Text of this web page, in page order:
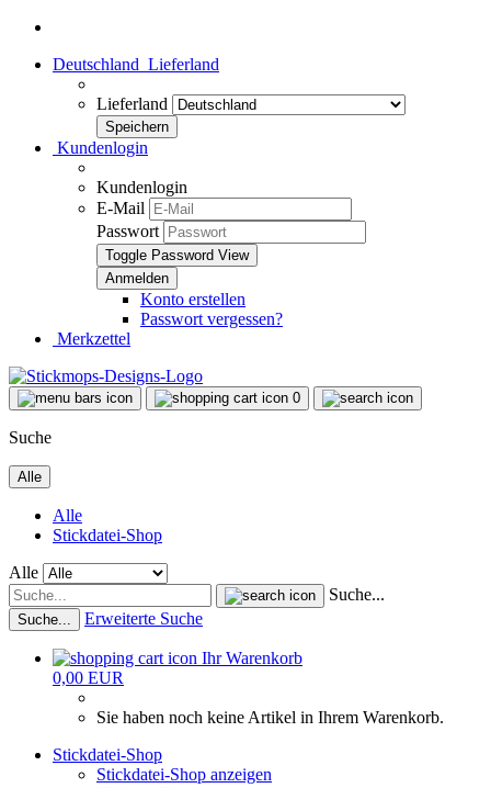
Deutschland Lieferland
Lieferland
Kundenlogin
Kundenlogin
E-Mail
Passwort
Toggle Password View
Konto erstellen
Passwort vergessen?
Merkzettel
0
Suche
Alle
Alle
Stickdatei-Shop
Alle
Suche...
Suche... Erweiterte Suche
Ihr Warenkorb
0,00 EUR
Sie haben noch keine Artikel in Ihrem Warenkorb.
Stickdatei-Shop
Stickdatei-Shop anzeigen